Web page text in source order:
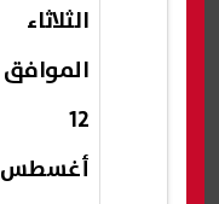
الثلاثاء
الموافق
12
أغسطس